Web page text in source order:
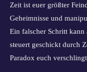
Zeit ist euer größter
Geheimnisse und
Ein falscher Schritt kann
steuert geschickt durch
Paradox euch